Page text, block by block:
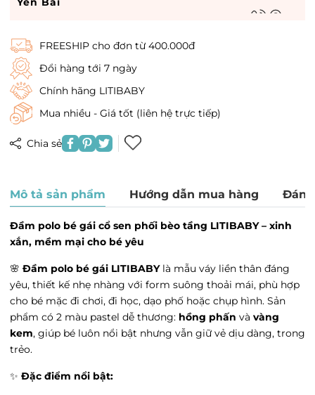
Go hà nam - 449 Điện Biên Phủ, Phường Lam
Hạ, Hà Nam
Tình trạng:Còn hàng
Vin Dĩ An - Vin Dĩ An, Phường Quang Trung,
Hà Nội
Tình trạng:Còn hàng
Times City - 458 P. Minh Khai, Phường Vĩnh
Tuy, Hà Nội
Royal City - 72A Đường Nguyễn Trãi, Phường
Thượng Đình, Hà Nội
Vincom 3 tháng 2 - Vincom 3 tháng 2,
Tình trạng:Hết hàng
satra - satra, Phường Văn Miếu, Hà Nội
Tình trạng:Hết hàng
Vin Hải Phòng Imperia - Vin Hải Phòng
Imperia, Phường Thượng Lý, Hải Phòng
Tình trạng:
Vin Thanh Hóa - 27 Đ. Trần Phú, Phường Điện
FREESHIP cho đơn từ 400.000đ
Đổi hàng tới 7 ngày
Chính hãng LITIBABY
Mua nhiều - Giá tốt (liên hệ trực tiếp)
Chia sẻ
Mô tả sản phẩm Hướng dẫn mua hàng
Đầm polo bé gái cổ sen phối bèo tầng LITIBABY – xinh
xắn, mềm mại cho bé yêu
🌸 Đầm polo bé gái LITIBABYlà mẫu váy liền thân đáng
yêu, thiết kế nhẹ nhàng với form suông thoải mái, phù hợp
cho bé mặc đi chơi, đi học, dạo phố hoặc chụp hình. Sản
phẩm có 2 màu pastel dễ thương: hồng phấn và vàng
kem, giúp bé luôn nổi bật nhưng vẫn giữ vẻ dịu dàng, trong
trẻo.
✨ Đặc điểm nổi bật: